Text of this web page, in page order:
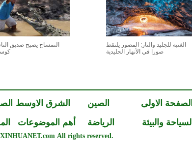
الغنية للجليد والنار: المصور يلتقط
صورا في الأنهار الجليدية
التمساح يصبح صديق
الصفحة الاولى الصين الشرق الاوسط
السياحة والبيئة
الرياضة أهم الموضوعات
All rights reserved.